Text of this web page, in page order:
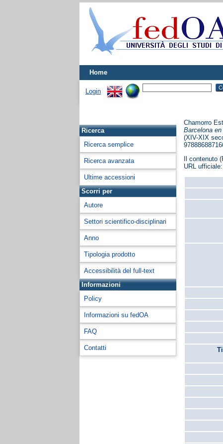
Home
Login
Ricerca
Ricerca semplice
Ricerca avanzata
Ultime accessioni
Scorri per
Autore
Settori scientifico-disciplinari
Anno
Tipologia prodotto
Accessibilità del full-text
Informazioni
Policy
Informazioni su fedOA
FAQ
Contatti
Chamorro
Barcelona en
(XIV-XIX
Il contenuto
URL